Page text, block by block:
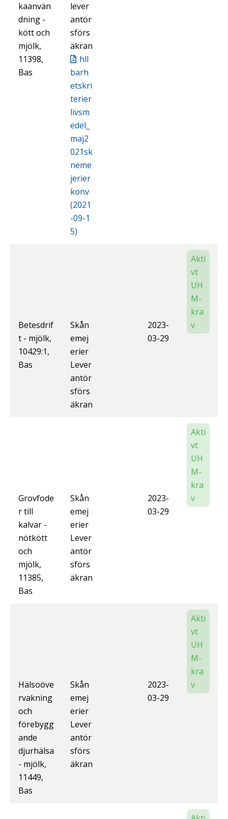
kaanvän
dning -
kött och
mjölk,
11398,
Bas
lever
antör
sförs
äkran
hll
barh
etskri
terier
livsm
edel_
maj2
021sk
neme
jerier
konv
(2021
-09-1
5)
Betesdrif
t - mjölk,
10429:1,
Bas
Skån
emej
erier
Lever
antör
sförs
äkran
2023-
03-29
Akti
vt
UH
M-
kra
v
Grovfode
r till
kalvar -
nötkött
och
mjölk,
11385,
Bas
Skån
emej
erier
Lever
antör
sförs
äkran
2023-
03-29
Akti
vt
UH
M-
kra
v
Hälsoöve
rvakning
och
förebygg
ande
djurhälsa
- mjölk,
11449,
Bas
Skån
emej
erier
Lever
antör
sförs
äkran
2023-
03-29
Akti
vt
UH
M-
kra
v